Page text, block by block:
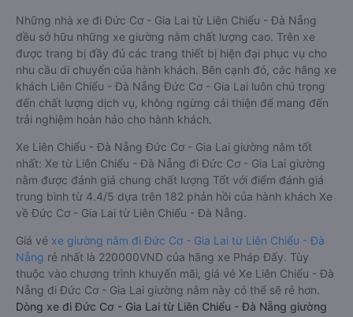
Những nhà xe đi Đức Cơ - Gia Lai từ Liên Chiểu - Đà Nẵng
đều sở hữu những xe giường nằm chất lượng cao. Trên xe
được trang bị đầy đủ các trang thiết bị hiện đại phục vụ cho
nhu cầu di chuyển của hành khách. Bên cạnh đó, các hãng xe
khách Liên Chiểu - Đà Nẵng Đức Cơ - Gia Lai luôn chú trọng
đến chất lượng dịch vụ, không ngừng cải thiện để mang đến
trải nghiệm hoàn hảo cho hành khách.
Xe Liên Chiểu - Đà Nẵng Đức Cơ - Gia Lai giường nằm tốt
nhất: Xe từ Liên Chiểu - Đà Nẵng đi Đức Cơ - Gia Lai giường
nằm được đánh giá chung chất lượng Tốt với điểm đánh giá
trung bình từ 4.4/5 dựa trên 182 phản hồi của hành khách Xe
về Đức Cơ - Gia Lai từ Liên Chiểu - Đà Nẵng.
Giá vé xe giường nằm đi Đức Cơ - Gia Lai từ Liên Chiểu - Đà
Nẵng rẻ nhất là 220000VND của hãng xe Pháp Đấy. Tùy
thuộc vào chương trình khuyến mãi, giá vé Xe Liên Chiểu - Đà
Nẵng đi Đức Cơ - Gia Lai giường nằm này có thể sẽ rẻ hơn.
Dòng xe đi Đức Cơ - Gia Lai từ Liên Chiểu - Đà Nẵng giường